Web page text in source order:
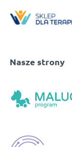
Nasze strony